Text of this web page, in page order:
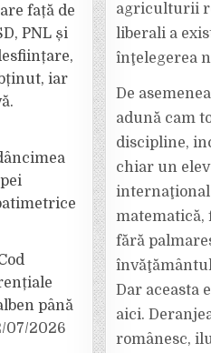
agriculturii
liberali a
înţelegerea
De
adună cam
discipline,
chiar un
matematică,
fără
Dar aceasta
aici.
românesc,
față de
PNL și
iar
până
07/2026